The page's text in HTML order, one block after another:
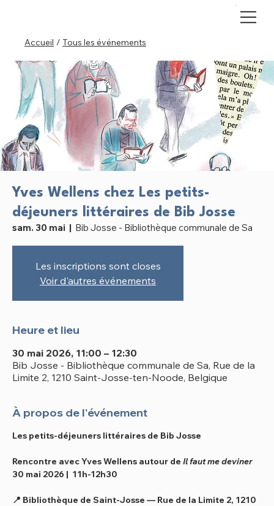
Accueil / Tous les événements
Yves Wellens chez Les petits-
déjeuners littéraires de Bib Josse
sam. 30 mai
  |
Bib Josse - Bibliothèque communale de Sa
Les inscriptions sont closes
Voir d'autres événements
Heure et lieu
30 mai 2026, 11:00 – 12:30
Bib Josse - Bibliothèque communale de Sa, Rue de la
Limite 2, 1210 Saint-Josse-ten-Noode, Belgique
À propos de l'événement
Les petits-déjeuners littéraires de Bib Josse
Rencontre avec Yves Wellens autour de Il faut me deviner
30 mai 2026 |  11h-12h30
📍 Bibliothèque de Saint-Josse — Rue de la Limite 2, 1210